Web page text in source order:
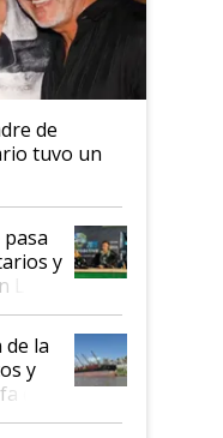
de
tuvo un
y
la
y
de